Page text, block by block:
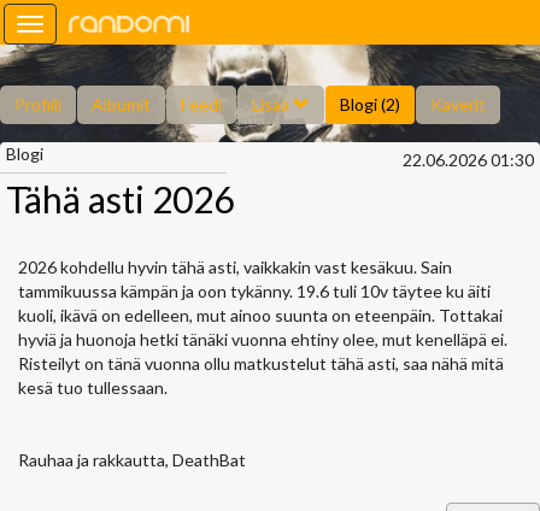
Toggle
navigation
Profiili Albumit Feedi Lisää Blogi (2) Kaverit
Kysy minulta 22.06.2026 01:30
Blogi
Tähä asti 2026
2026 kohdellu hyvin tähä asti, vaikkakin vast kesäkuu. Sain
tammikuussa kämpän ja oon tykänny. 19.6 tuli 10v täytee ku äiti
kuoli, ikävä on edelleen, mut ainoo suunta on eteenpäin. Tottakai
hyviä ja huonoja hetki tänäki vuonna ehtiny olee, mut kenelläpä ei.
Risteilyt on tänä vuonna ollu matkustelut tähä asti, saa nähä mitä
kesä tuo tullessaan.
Rauhaa ja rakkautta, DeathBat